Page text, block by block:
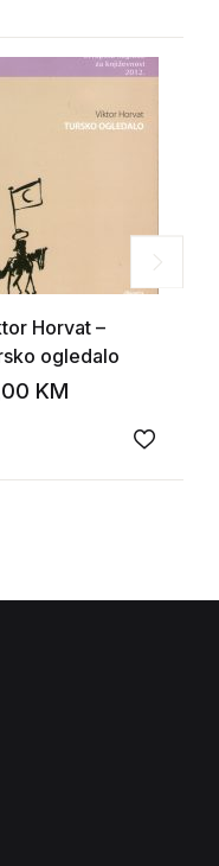
Horvat –
ogledalo
KM
Add to